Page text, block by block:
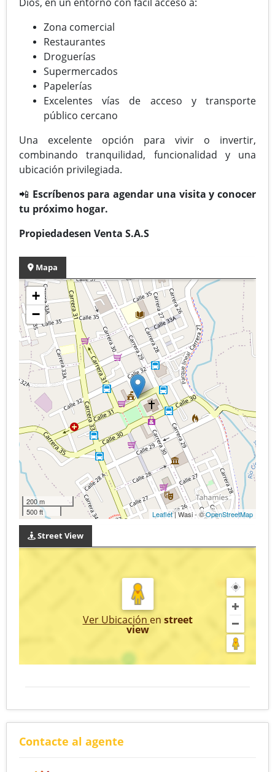
Zona comercial
Restaurantes
Droguerías
Supermercados
Papelerías
Excelentes vías de acceso y transporte
público cercano
Una excelente opción para vivir o invertir,
combinando tranquilidad, funcionalidad y una
ubicación privilegiada.
📲 Escríbenos para agendar una visita y conocer
tu próximo hogar.
Propiedadesen Venta S.A.S
Mapa
+
−
200 m
500 ft
Leaflet| Wasi - ©OpenStreetMap
Street View
Ver Ubicación en street
view
Contacte al agente